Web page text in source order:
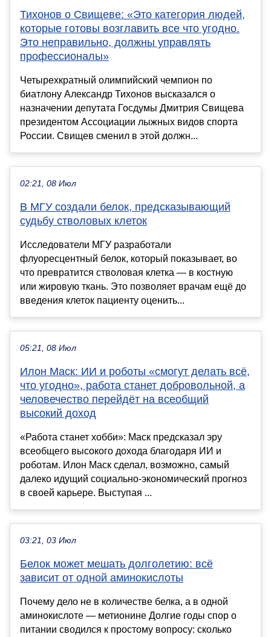
Тихонов о Свищеве: «Это категория людей,
которые готовы возглавить все что угодно.
Это неправильно, должны управлять
профессионалы»
Четырехкратный олимпийский чемпион по
биатлону Александр Тихонов высказался о
назначении депутата Госдумы Дмитрия Свищева
президентом Ассоциации лыжных видов спорта
России. Свищев сменил в этой должн...
02:21, 08 Июл
В МГУ создали белок, предсказывающий
судьбу стволовых клеток
Исследователи МГУ разработали
флуоресцентный белок, который показывает, во
что превратится стволовая клетка — в костную
или жировую ткань. Это позволяет врачам ещё до
введения клеток пациенту оценить...
05:21, 08 Июл
Илон Маск: ИИ и роботы «смогут делать всё,
что угодно», работа станет добровольной, а
человечество перейдёт на всеобщий
высокий доход
«Работа станет хобби»: Маск предсказал эру
всеобщего высокого дохода благодаря ИИ и
роботам. Илон Маск сделал, возможно, самый
далеко идущий социально-экономический прогноз
в своей карьере. Выступая ...
03:21, 03 Июл
Белок может мешать долголетию: всё
зависит от одной аминокислоты
Почему дело не в количестве белка, а в одной
аминокислоте — метионине Долгие годы спор о
питании сводился к простому вопросу: сколько